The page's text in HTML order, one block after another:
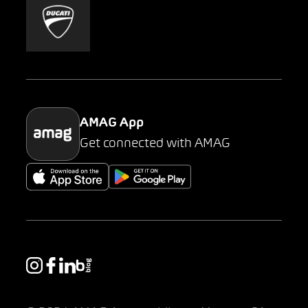
Mobility-as-a-Service
Parking
AMAG App
Get connected with AMAG